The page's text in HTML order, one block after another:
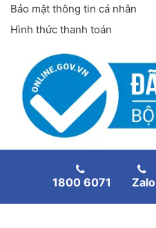
Bảo mật thông tin cá nhân
Hình thức thanh toán
1800 6071
Zalo